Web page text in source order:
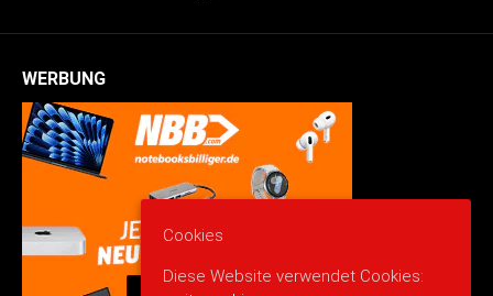
WERBUNG
Cookies
Diese Website verwendet Cookies: